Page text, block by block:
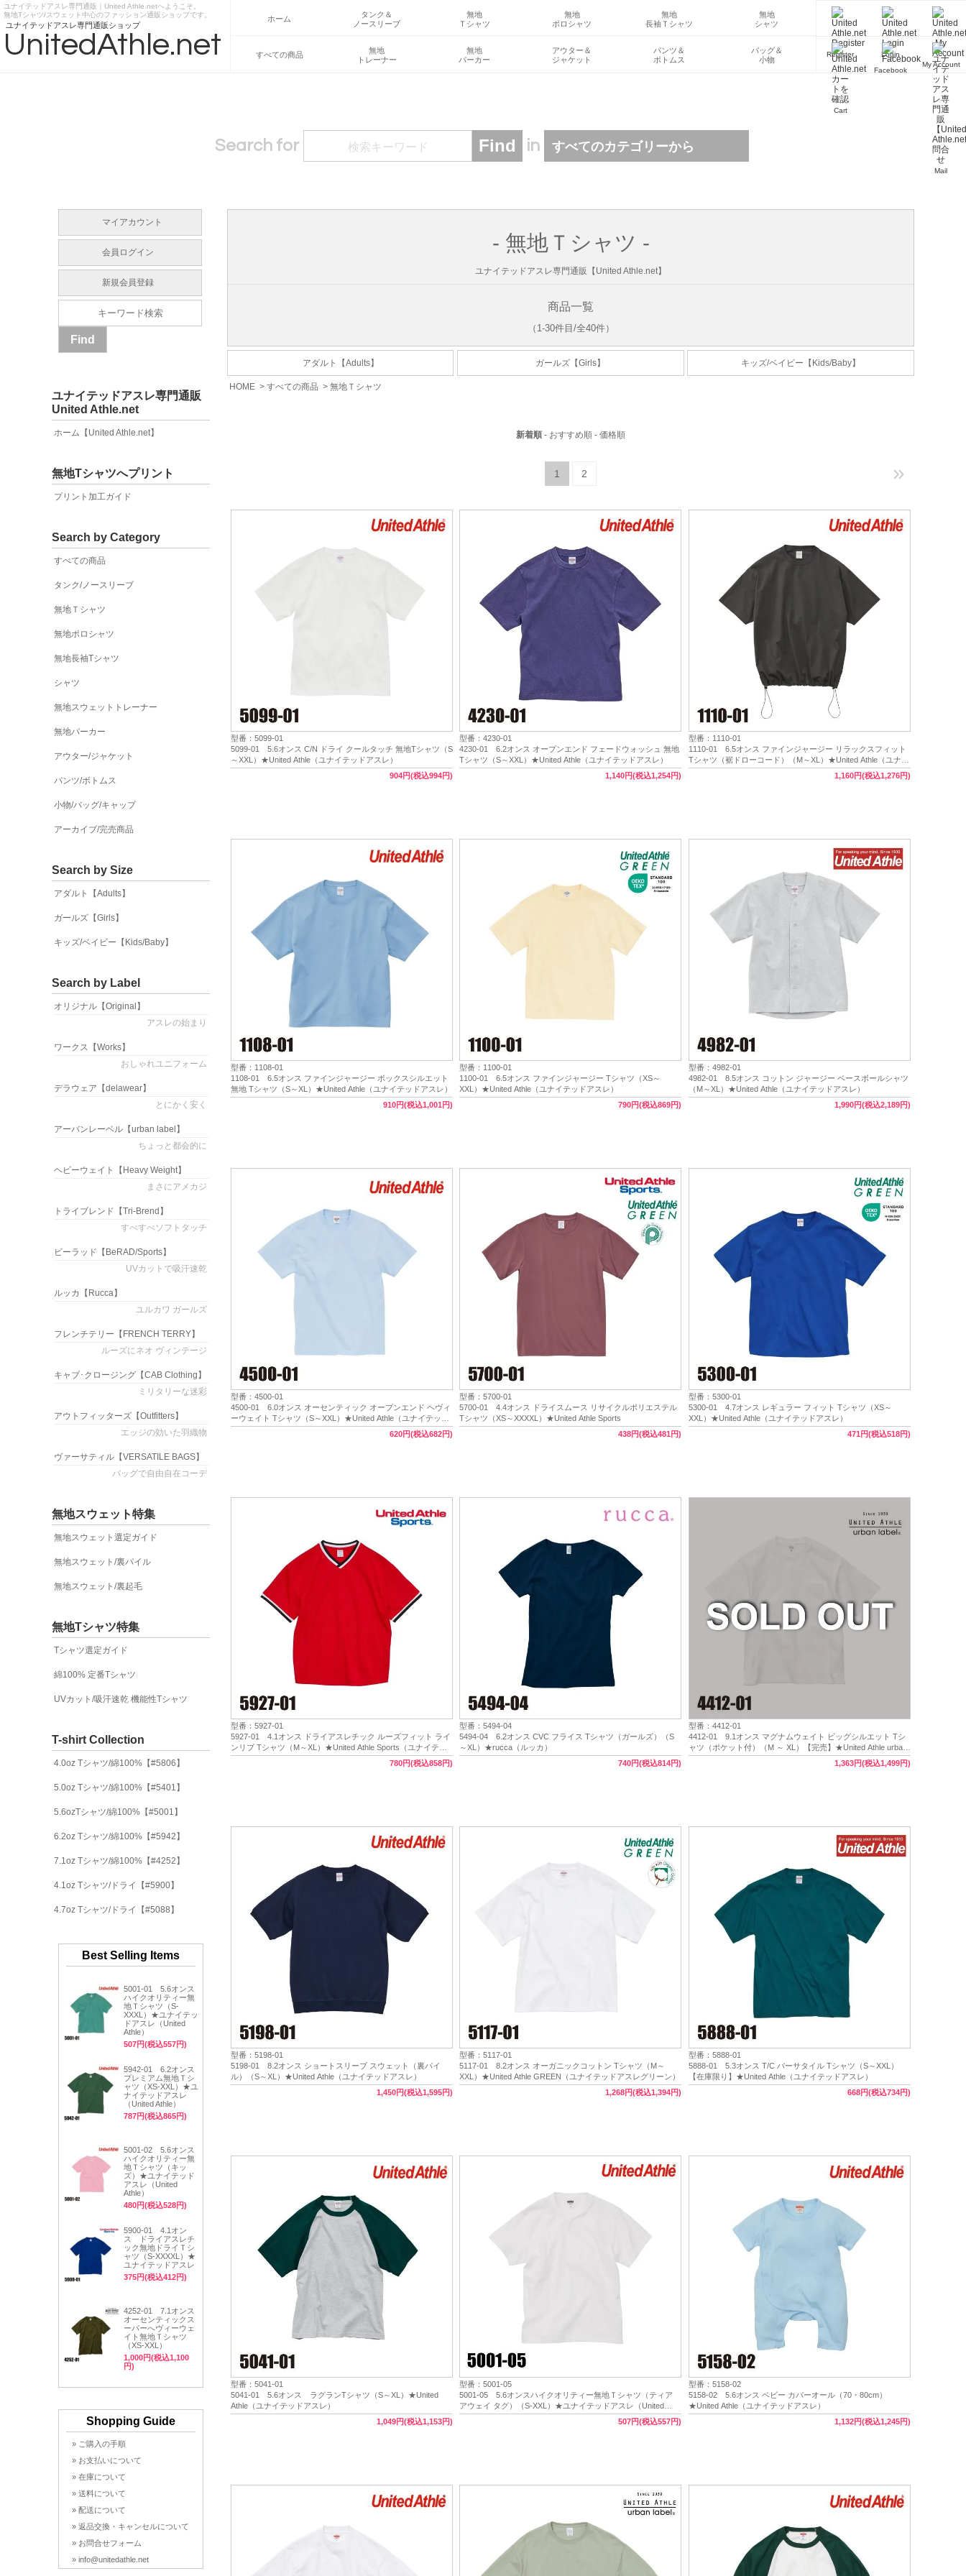
https://www.unitedathle.net
ユナイテッドアスレ専門通販｜United Athle.netへようこそ。
無地Tシャツ/スウェット中心のファッション通販ショップです。
ユナイテッドアスレ専門通販ショップ
UnitedAthle.net
ホーム
タンク＆
ノースリーブ
無地
Ｔシャツ
無地
ポロシャツ
無地
長袖Ｔシャツ
無地
シャツ
すべての商品
無地
トレーナー
無地
パーカー
アウター＆
ジャケット
パンツ＆
ボトムス
バッグ＆
小物
Register
Login
My Account
Cart
Facebook
Mail
Search for in
- 無地Ｔシャツ -
ユナイテッドアスレ専門通販【United Athle.net】
商品一覧
（1-30件目/全40件）
アダルト【Adults】 ガールズ【Girls】 キッズ/ベイビー【Kids/Baby】
HOME > すべての商品 > 無地Ｔシャツ
新着順 - おすすめ順 - 価格順
1 2 »
型番：5099-01
5099-01 5.6オンス C/N ドライ クールタッチ 無地Tシャツ（S
～XXL）★United Athle（ユナイテッドアスレ）
904円(税込994円)
型番：4230-01
4230-01 6.2オンス オープンエンド フェードウォッシュ 無地
Tシャツ（S～XXL）★United Athle（ユナイテッドアスレ）
1,140円(税込1,254円)
型番：1110-01
1110-01 6.5オンス ファインジャージー リラックスフィット
Tシャツ（裾ドローコード）（M～XL）★United Athle（ユナイ
テッドアスレ）
1,160円(税込1,276円)
型番：1108-01
1108-01 6.5オンス ファインジャージー ボックスシルエット
無地 Tシャツ（S～XL）★United Athle（ユナイテッドアスレ）
910円(税込1,001円)
型番：1100-01
1100-01 6.5オンス ファインジャージー Tシャツ（XS～
XXL）★United Athle（ユナイテッドアスレ）
790円(税込869円)
型番：4982-01
4982-01 8.5オンス コットン ジャージー ベースボールシャツ
（M～XL）★United Athle（ユナイテッドアスレ）
1,990円(税込2,189円)
型番：4500-01
4500-01 6.0オンス オーセンティック オープンエンド ヘヴィ
ーウェイト Tシャツ（S～XXL）★United Athle（ユナイテッド
アスレ）
620円(税込682円)
型番：5700-01
5700-01 4.4オンス ドライスムース リサイクルポリエステル
Tシャツ（XS～XXXXL）★United Athle Sports
438円(税込481円)
型番：5300-01
5300-01 4.7オンス レギュラー フィット Tシャツ（XS～
XXL）★United Athle（ユナイテッドアスレ）
471円(税込518円)
型番：5927-01
5927-01 4.1オンス ドライアスレチック ルーズフィット ライ
ンリブ Tシャツ（M～XL）★United Athle Sports（ユナイテッ
ドアスレスポーツ）
780円(税込858円)
型番：5494-04
5494-04 6.2オンス CVC フライス Tシャツ（ガールズ）（S
～XL）★rucca（ルッカ）
740円(税込814円)
型番：4412-01
4412-01 9.1オンス マグナムウェイト ビッグシルエット Tシ
ャツ（ポケット付）（M ～ XL）【完売】★United Athle urban
label（ユナイテッドアスレアーバンレーベル）
1,363円(税込1,499円)
型番：5198-01
5198-01 8.2オンス ショートスリーブ スウェット（裏パイ
ル）（S～XL）★United Athle（ユナイテッドアスレ）
1,450円(税込1,595円)
型番：5117-01
5117-01 8.2オンス オーガニックコットン Tシャツ（M～
XXL）★United Athle GREEN（ユナイテッドアスレグリーン）
1,268円(税込1,394円)
型番：5888-01
5888-01 5.3オンス T/C バーサタイル Tシャツ（S～XXL）
【在庫限り】★United Athle（ユナイテッドアスレ）
668円(税込734円)
型番：5041-01
5041-01 5.6オンス ラグランTシャツ（S～XL）★United
Athle（ユナイテッドアスレ）
1,049円(税込1,153円)
型番：5001-05
5001-05 5.6オンスハイクオリティー無地Ｔシャツ（ティア
アウェイ タグ）（S-XXL）★ユナイテッドアスレ（United
Athle）
507円(税込557円)
型番：5158-02
5158-02 5.6オンス ベビー カバーオール（70・80cm）
★United Athle（ユナイテッドアスレ）
1,132円(税込1,245円)
マイアカウント
会員ログイン
新規会員登録
ユナイテッドアスレ専門通販
United Athle.net
ホーム【United Athle.net】
無地Tシャツへプリント
プリント加工ガイド
Search by Category
すべての商品
タンク/ノースリーブ
無地Ｔシャツ
無地ポロシャツ
無地長袖Tシャツ
シャツ
無地スウェットトレーナー
無地パーカー
アウター/ジャケット
パンツ/ボトムス
小物/バッグ/キャップ
アーカイブ/完売商品
Search by Size
アダルト【Adults】
ガールズ【Girls】
キッズ/ベイビー【Kids/Baby】
Search by Label
オリジナル 【Original】
アスレの始まり
ワークス 【Works】
おしゃれユニフォーム
デラウェア 【delawear】
とにかく安く
アーバンレーベル 【urban label】
ちょっと都会的に
ヘビーウェイト
【Heavy Weight】
まさにアメカジ
トライブレンド 【Tri-Brend】
すべすべソフトタッチ
ビーラッド 【BeRAD/Sports】
UVカットで吸汗速乾
ルッカ
【Rucca】
ユルカワ ガールズ
フレンチテリー 【FRENCH TERRY】
ルーズにネオ ヴィンテージ
キャブ･クロージング 【CAB Clothing】
ミリタリーな迷彩
アウトフィッターズ 【Outfitters】
エッジの効いた羽織物
ヴァーサティル 【VERSATILE BAGS】
バッグで自由自在コーデ
無地スウェット特集
無地スウェット選定ガイド
無地スウェット/裏パイル
無地スウェット/裏起毛
無地Tシャツ特集
Tシャツ選定ガイド
綿100% 定番Tシャツ
UVカット/吸汗速乾 機能性Tシャツ
T-shirt Collection
4.0oz Tシャツ/綿100%【#5806】
5.0oz Tシャツ/綿100%【#5401】
5.6ozTシャツ/綿100%【#5001】
6.2oz Tシャツ/綿100%【#5942】
7.1oz Tシャツ/綿100%【#4252】
4.1oz Tシャツ/ドライ【#5900】
4.7oz Tシャツ/ドライ【#5088】
Best Selling Items
5001-01 5.6オンス
ハイクオリティー無
地Ｔシャツ（S-
XXXL）★ユナイテッ
ドアスレ（United
Athle）
507円(税込557円)
5942-01 6.2オンス
プレミアム無地Ｔシ
ャツ（XS-XXL）★ユ
ナイテッドアスレ
（United Athle）
787円(税込865円)
5001-02 5.6オンス
ハイクオリティー無
地Ｔシャツ（キッ
ズ）★ユナイテッド
アスレ（United
Athle）
480円(税込528円)
5900-01 4.1オン
ス ドライアスレチ
ック無地ドライＴシ
ャツ（S-XXXXL）★
ユナイテッドアスレ
375円(税込412円)
4252-01 7.1オンス
オーセンティックス
ーパーへヴィーウェ
イト無地Ｔシャツ
（XS-XXL）
1,000円(税込1,100
円)
Shopping Guide
» ご購入の手順
» お支払いについて
» 在庫について
» 送料について
» 配送について
» 返品交換・キャンセルについて
» お問合せフォーム
» info@unitedathle.net